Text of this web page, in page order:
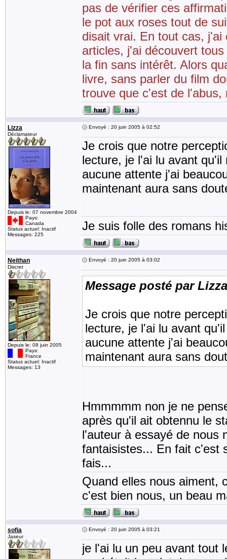
pas de vérifier ces
le pot aux roses tout de
disait vrai. En tout cas,
articles, j'ai découvert
la fin sans intérêt. Alors
livre, sans parler du film
trouve que c'est de
Lizza
Déclamateur
Depuis le: 07 novembre 2004
Pays:
Canada
Status actuel: Inactif
Messages: 225
Envoyé : 20 juin 2005 à 02:52
Je crois que notre
lecture, je l'ai lu avant
aucune attente j'ai
maintenant aura sans
Je suis folle des romans
Neithan
Discret
Depuis le: 08 juin 2005
Pays:
France
Status actuel: Inactif
Messages: 13
Envoyé : 20 juin 2005 à 03:02
Message posté par Lizza
Je crois que notre
lecture, je l'ai lu avant
aucune attente j'ai
maintenant aura sans
Hmmmmm non je ne
après qu'il ait obtennu le
l'auteur à essayé de nous
fantaisistes... En fait c'est
fais...
Quand elles nous aiment,
c'est bien nous, un beau
sofia
Jaseur
Envoyé : 20 juin 2005 à 03:21
je l'ai lu un peu avant tout